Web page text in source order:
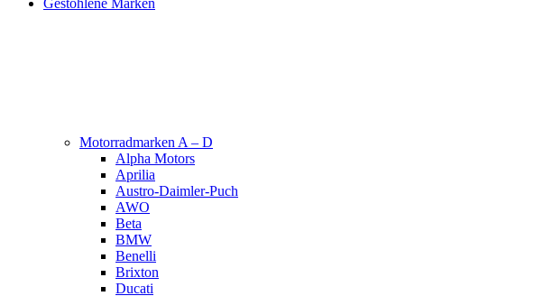
Gestohlene Marken
Motorradmarken A – D
Alpha Motors
Aprilia
Austro-Daimler-Puch
AWO
Beta
BMW
Benelli
Brixton
Ducati